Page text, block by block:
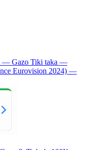
— Gazo Tiki taka —
Eurovision 2024) —